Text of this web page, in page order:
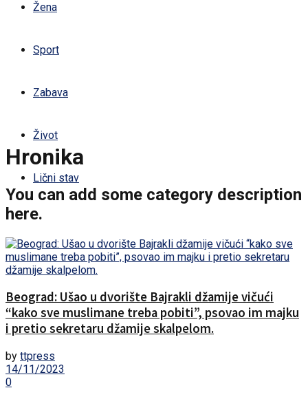
Žena
Sport
Zabava
Život
Lični stav
Hronika
You can add some category description
here.
Beograd: Ušao u dvorište Bajrakli džamije vičući
“kako sve muslimane treba pobiti”, psovao im majku
i pretio sekretaru džamije skalpelom.
by ttpress
14/11/2023
0